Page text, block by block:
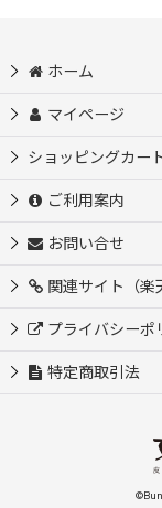
ホーム
マイページ
ショッピングカー
ご利用案内
お問い合せ
関連サイト（楽
プライバシーポ
特定商取引法